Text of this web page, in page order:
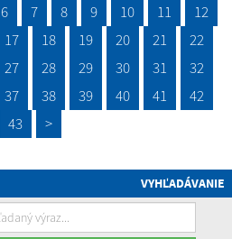
6 7 8 9 10 11
12
17 18 19 20 21
22
27 28 29 30 31
32
37 38 39 40 41
42
43
>
VYHĽADÁVANIE